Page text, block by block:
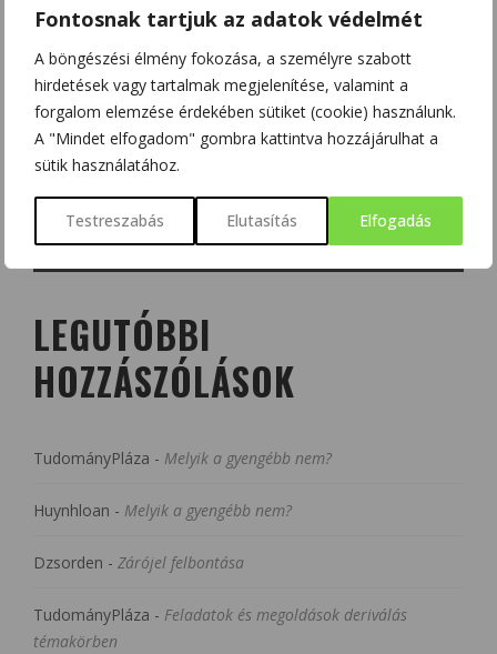
Fontosnak tartjuk az adatok védelmét
A böngészési élmény fokozása, a személyre szabott
hirdetések vagy tartalmak megjelenítése, valamint a
forgalom elemzése érdekében sütiket (cookie) használunk.
A "Mindet elfogadom" gombra kattintva hozzájárulhat a
sütik használatához.
Testreszabás Elutasítás Elfogadás
LEGUTÓBBI
HOZZÁSZÓLÁSOK
TudományPláza - Melyik a gyengébb nem?
Huynhloan - Melyik a gyengébb nem?
Dzsorden - Zárójel felbontása
TudományPláza - Feladatok és megoldások deriválás
témakörben